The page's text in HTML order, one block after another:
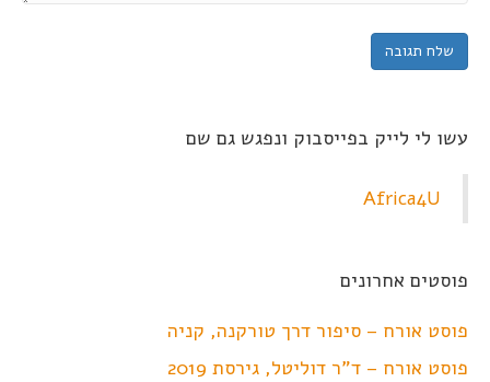
עשו לי לייק בפייסבוק ונפגש גם שם
Africa4U
פוסטים אחרונים
פוסט אורח – סיפור דרך טורקנה, קניה
פוסט אורח – ד"ר דוליטל, גירסת 2019